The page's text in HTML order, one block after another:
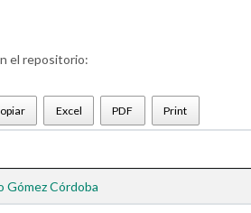
el repositorio:
Excel PDF Print
Gómez Córdoba